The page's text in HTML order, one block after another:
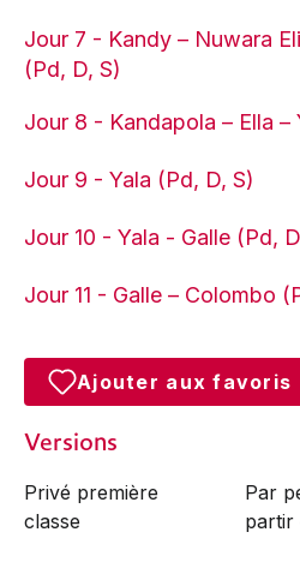
Jour 7 - Kandy – Nuwara
(Pd, D, S)
Jour 8 - Kandapola – Ella –
Jour 9 - Yala (Pd, D, S)
Jour 10 - Yala - Galle (Pd,
Jour 11 - Galle – Colombo
Ajouter aux favoris
Versions
Privé première
classe
Par
partir